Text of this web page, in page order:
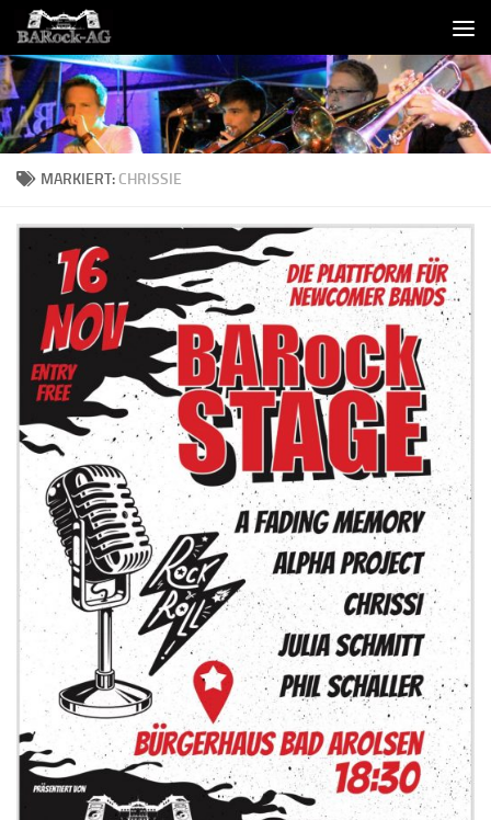
Skip to content
MARKIERT: CHRISSIE